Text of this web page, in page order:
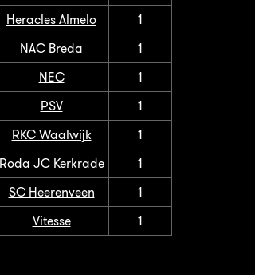
Heracles Almelo
1
NAC Breda
1
NEC
1
PSV
1
RKC Waalwijk
1
Roda JC Kerkrade
1
SC Heerenveen
1
Vitesse
1